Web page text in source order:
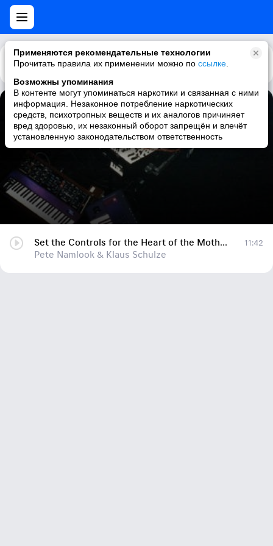
Применяются рекомендательные технологии
Прочитать правила их применении можно по ссылке
Возможны упоминания
В контенте могут упоминаться наркотики и связанная с ними
информация. Незаконное потребление наркотических
средств, психотропных веществ и их аналогов причиняет
вред здоровью, их незаконный оборот запрещён и влечёт
установленную законодательством ответственность
Каталог Рекомендации
Pete Namlook & Klaus Schulze
Set the Controls for the Heart of the Mother, Part V
Pete Namlook & Klaus Schulze
11:42